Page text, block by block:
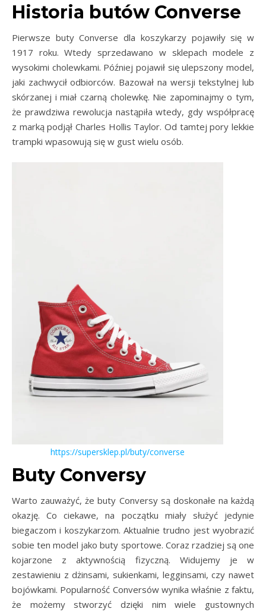
Historia butów Converse
Pierwsze buty Converse dla koszykarzy pojawiły się w
1917 roku. Wtedy sprzedawano w sklepach modele z
wysokimi cholewkami. Później pojawił się ulepszony model,
jaki zachwycił odbiorców. Bazował na wersji tekstylnej lub
skórzanej i miał czarną cholewkę. Nie zapominajmy o tym,
że prawdziwa rewolucja nastąpiła wtedy, gdy współpracę
z marką podjął Charles Hollis Taylor. Od tamtej pory lekkie
trampki wpasowują się w gust wielu osób.
https://supersklep.pl/buty/converse
Buty Conversy
Warto zauważyć, że buty Conversy są doskonałe na każdą
okazję. Co ciekawe, na początku miały służyć jedynie
biegaczom i koszykarzom. Aktualnie trudno jest wyobrazić
sobie ten model jako buty sportowe. Coraz rzadziej są one
kojarzone z aktywnością fizyczną. Widujemy je w
zestawieniu z dżinsami, sukienkami, legginsami, czy nawet
bojówkami. Popularność Conversów wynika właśnie z faktu,
że możemy stworzyć dzięki nim wiele gustownych